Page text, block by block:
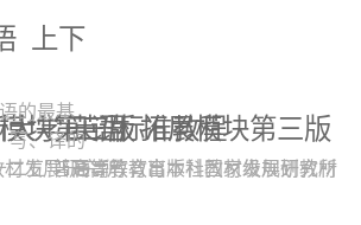
块第三版
发展研究所
英语拓展模块第三版
高等教育出版社教材发展研究所
大学日语标准教程
二五”普通高等教育本科国家级规划教材
上下
的最基
写、译的